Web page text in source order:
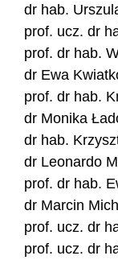
dr hab.
prof. ucz. dr
prof. dr hab.
dr Ewa
prof. dr hab.
dr Monika
dr hab.
dr Leonardo
prof. dr hab.
dr Marcin
prof. ucz. dr
prof. ucz. dr